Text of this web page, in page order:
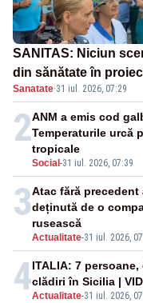
SANITAS: Niciun
din sănătate în
Sanatate·31 iul. 2026, 07:29
2
Social -31 iul. 2026, 07:39
ANM a emis cod
Temperaturile urcă
tropicale
3
Actualitate-31 iul. 2026,
Atac fără
deținută de o
rusească
4Actualitate-31 iul. 2026,
ITALIA: 7
clădiri în Sicilia |